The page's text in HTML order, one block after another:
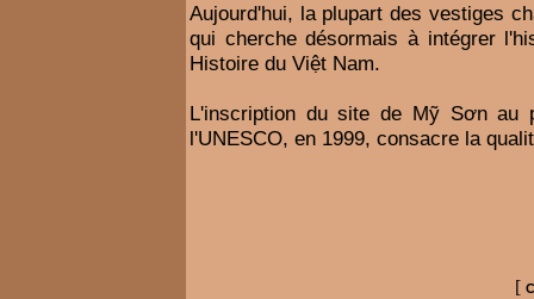
Aujourd'hui, la plupart des vestiges
qui cherche désormais à intégrer
Histoire du Việt Nam.
L'inscription du site de Mỹ Sơn au
l'UNESCO, en 1999, consacre la
[